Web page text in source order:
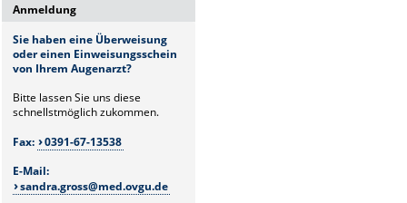
Anmeldung
Sie haben eine Überweisung
oder einen Einweisungsschein
von Ihrem Augenarzt?
Bitte lassen Sie uns diese
schnellstmöglich zukommen.
Fax:
0391-67-13538
E-Mail:
sandra.gross@med.ovgu.de